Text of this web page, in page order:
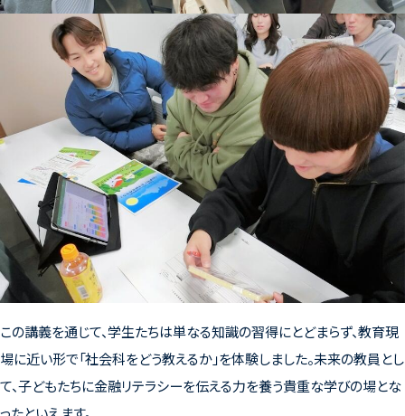
この講義を通じて、学生たちは単なる知識の習得にとどまらず、教育現
場に近い形で「社会科をどう教えるか」を体験しました。未来の教員とし
て、子どもたちに金融リテラシーを伝える力を養う貴重な学びの場とな